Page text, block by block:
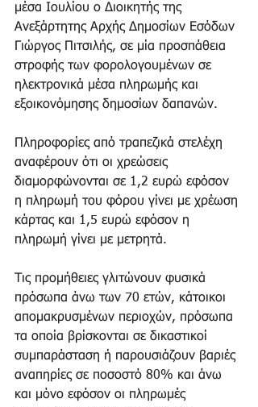
μέσα Ιουλίου ο Διοικητής της
Ανεξάρτητης Αρχής Δημοσίων Εσόδων
Γιώργος Πιτσιλής, σε μία προσπάθεια
στροφής των φορολογουμένων σε
ηλεκτρονικά μέσα πληρωμής και
εξοικονόμησης δημοσίων δαπανών.
Πληροφορίες από τραπεζικά στελέχη
αναφέρουν ότι οι χρεώσεις
διαμορφώνονται σε 1,2 ευρώ εφόσον
η πληρωμή του φόρου γίνει με χρέωση
κάρτας και 1,5 ευρώ εφόσον η
πληρωμή γίνει με μετρητά.
Τις προμήθειες γλιτώνουν φυσικά
πρόσωπα άνω των 70 ετών, κάτοικοι
απομακρυσμένων περιοχών, πρόσωπα
τα οποία βρίσκονται σε δικαστικοί
συμπαράσταση ή παρουσιάζουν βαριές
αναπηρίες σε ποσοστό 80% και άνω
και μόνο εφόσον οι πληρωμές